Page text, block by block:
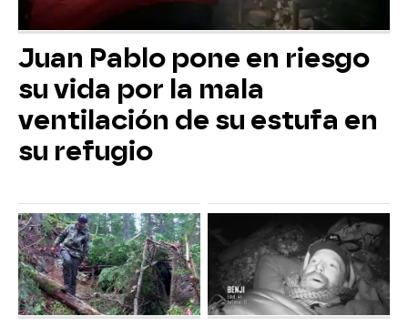
Juan Pablo pone en riesgo
su vida por la mala
ventilación de su estufa en
su refugio